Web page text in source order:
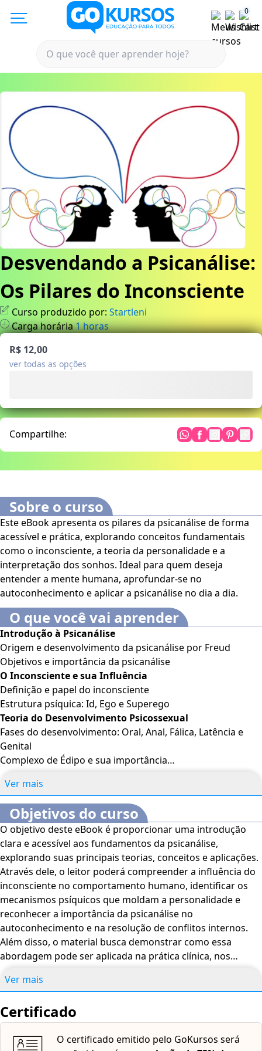
0
Desvendando a Psicanálise:
Os Pilares do Inconsciente
Curso produzido por: Startleni
Carga horária1horas
R$ 12,00
ver todas as opções
Compartilhe:
Sobre o curso
Este eBook apresenta os pilares da psicanálise de forma
acessível e prática, explorando conceitos fundamentais
como o inconsciente, a teoria da personalidade e a
interpretação dos sonhos. Ideal para quem deseja
entender a mente humana, aprofundar-se no
autoconhecimento e aplicar a psicanálise no dia a dia.
O que você vai aprender
Introdução à Psicanálise
Origem e desenvolvimento da psicanálise por Freud
Objetivos e importância da psicanálise
O Inconsciente e sua Influência
Definição e papel do inconsciente
Estrutura psíquica: Id, Ego e Superego
Teoria do Desenvolvimento Psicossexual
Fases do desenvolvimento: Oral, Anal, Fálica, Latência e
Genital
Complexo de Édipo e sua importância
O papel das projeções emocionais na terapia
Como essas dinâmicas influenciam o tratamento
A Interpretação dos Sonhos
Conteúdo manifesto e conteúdo latente
Sonhos como acesso ao inconsciente
Aplicações da Psicanálise
Terapia individual e de casal
Uso na psicologia clínica e em outras áreas
Psicologia x Psicanálise
Diferenças entre as abordagens
Como a psicanálise se diferencia na compreensão da
mente
Conclusão
bem-estar
Ver mais
Objetivos do curso
O objetivo deste eBook é proporcionar uma introdução
clara e acessível aos fundamentos da psicanálise,
explorando suas principais teorias, conceitos e aplicações.
Através dele, o leitor poderá compreender a influência do
inconsciente no comportamento humano, identificar os
mecanismos psíquicos que moldam a personalidade e
reconhecer a importância da psicanálise no
autoconhecimento e na resolução de conflitos internos.
Além disso, o material busca demonstrar como essa
abordagem pode ser aplicada na prática clínica, nos
conhecimento.
Ver mais
Certificado
O certificado emitido pelo GoKursos será